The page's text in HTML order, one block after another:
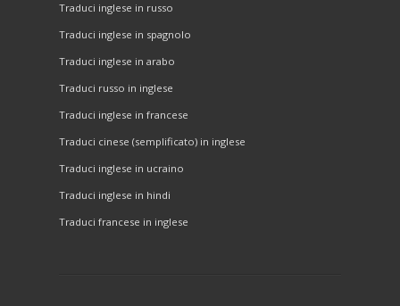
Traduci inglese in russo
Traduci inglese in spagnolo
Traduci inglese in arabo
Traduci russo in inglese
Traduci inglese in francese
Traduci cinese (semplificato) in inglese
Traduci inglese in ucraino
Traduci inglese in hindi
Traduci francese in inglese